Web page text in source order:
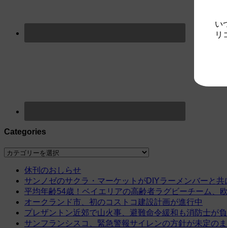
Categories
Categories
休刊のおしらせ
サンノゼのサクラ・マーケットがDIYラーメンバーと共
平均年齢54歳！ベイエリアの高齢者ラグビーチーム、
オークランド市、初のコストコ建設計画が進行中
プレザントン近郊で山火事、避難命令緩和も消防士が
サンフランシスコ、緊急警報サイレンの方針が未定の
い
リ